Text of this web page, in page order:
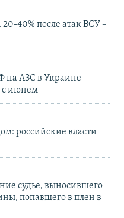
40% после атак ВСУ –
на АЗС в Украине
с июнем
российские власти
судье, выносившего
попавшего в плен в